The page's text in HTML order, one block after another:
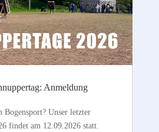
Anmeldung
Bogensport? Unser letzter
findet am 12.09.2026 statt.